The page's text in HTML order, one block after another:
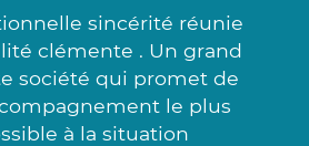
sincérité réunie
clémente . Un grand
société qui promet de
le plus
à la situation